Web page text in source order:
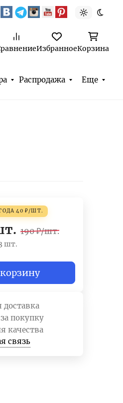
Светлая
ИзбранноеКорзина
Распродажа Еще
40 ₽/ШТ.
190 ₽/шт.
шт.
доставка
покупку
качества
связь